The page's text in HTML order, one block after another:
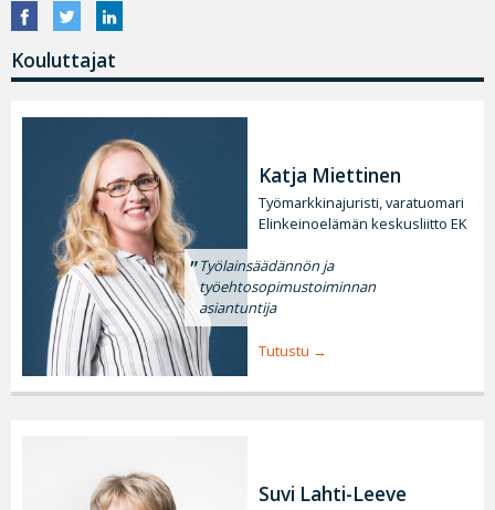
Kouluttajat
Katja Miettinen
Työmarkkinajuristi, varatuomari
Elinkeinoelämän keskusliitto EK
Työlainsäädännön ja
työehtosopimustoiminnan
asiantuntija
Tutustu
Suvi Lahti-Leeve